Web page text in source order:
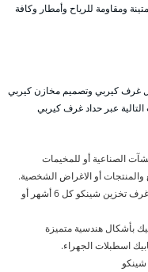
ومقاومة للرياح وأمطار وكافة
غرف كيربي وتصميم مخازن كيربي
عبر حداد غرف كيربي
الصناعية أو للمخيمات
والمنتجات أو الاغراض الشخصية.
نقدم أيضاخدمة الصيانة الدورية لغرف تخزين كيربي وغرف تخزين شينكو كل 6 أشهر أو
بأشكال هندسية متميزة
اسطبلات الجهراء.